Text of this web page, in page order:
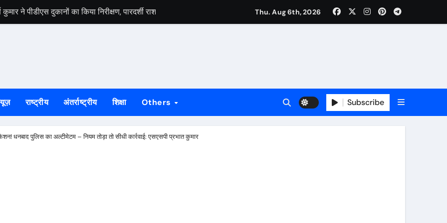
वार्ता, 5 अगस्त से 4 सितंबर तक दर्ज होंगे दावा-आपत्ति
यूआईएसएल के वरीय महाप्रबंधक से, ज्ञापन सौंपा कंपनी की टीम क्षेत्र का निरीक्षण कर कार्य शुरु करवाएगीःसीनियर जीएम
गागराई ने पंचायत और बूथ संगठन मजबूत करने का किया आह्वान
की जनजागरण बस को दिखाएंगे हरी झंडी, तैयारियां पूरी
अभियान की रणनीति तय, शक्ति केंद्र प्रभारियों की हुई नियुक्ति
Thu. Aug 6th, 2026
राष्ट्रीय अंतर्राष्ट्रीय शिक्षा Others Subscribe
धनबाद पुलिस का अल्टीमेटम – नियम तोड़ा तो सीधी कार्रवाई: एसएसपी प्रभात कुमार